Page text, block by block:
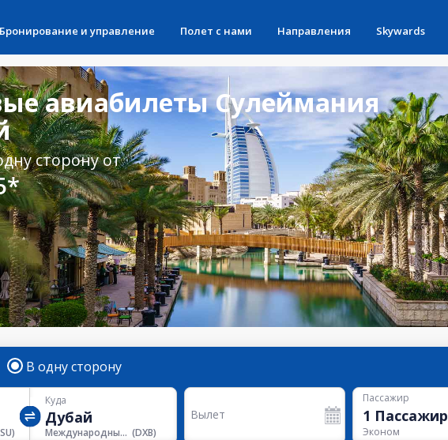
Бронирование и управление Полет с нами Направления Skywards
авиабилеты Сулеймания
сторону от
В одну сторону
)
Куда
Международный Аэропорт Дубая (DXB)
Вылет
Пассажир
1 Пассажир
Эконом